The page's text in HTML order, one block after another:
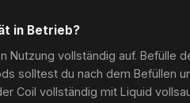
in Betrieb?
Nutzung vollständig auf. Befülle
solltest du nach dem Befüllen
Coil vollständig mit Liquid